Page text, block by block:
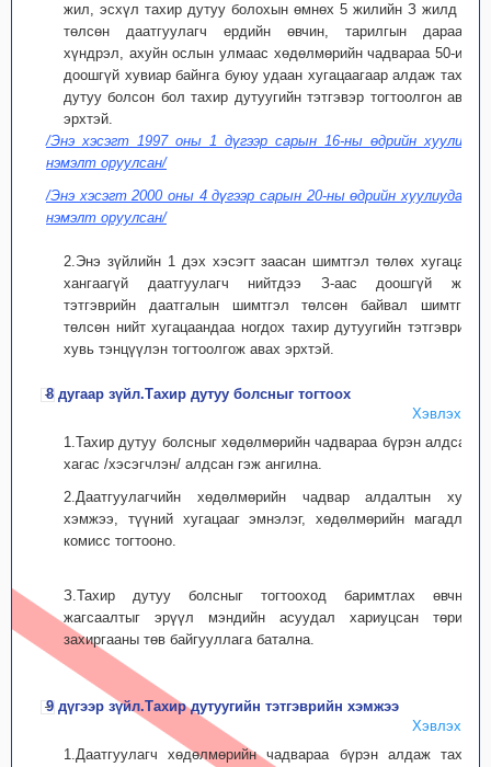
жил, эсхүл тахир дутуу болохын өмнөх 5 жилийн З жилд нь
төлсөн даатгуулагч ердийн өвчин, тарилгын дараахь
хүндрэл, ахуйн ослын улмаас хөдөлмөрийн чадвараа 50-иас
доошгүй хувиар байнга буюу удаан хугацаагаар алдаж тахир
дутуу болсон бол тахир дутуугийн тэтгэвэр тогтоолгон авах
эрхтэй.
/Энэ хэсэгт 1997 оны 1 дүгээр сарын 16-ны өдрийн хуулиар
нэмэлт оруулсан/
/Энэ хэсэгт 2000 оны 4 дүгээр сарын 20-ны өдрийн хуулиудаар
нэмэлт оруулсан/
2.Энэ зүйлийн 1 дэх хэсэгт заасан шимтгэл төлөх хугацааг
хангаагүй даатгуулагч нийтдээ З-аас доошгүй жил
тэтгэврийн даатгалын шимтгэл төлсөн байвал шимтгэл
төлсөн нийт хугацаандаа ногдох тахир дутуугийн тэтгэврийг
хувь тэнцүүлэн тогтоолгож авах эрхтэй.
8 дугаар зүйл.Тахир дутуу болсныг тогтоох
Хэвлэх
1.Тахир дутуу болсныг хөдөлмөрийн чадвараа бүрэн алдсан,
хагас /хэсэгчлэн/ алдсан гэж ангилна.
2.Даатгуулагчийн хөдөлмөрийн чадвар алдалтын хувь
хэмжээ, түүний хугацааг эмнэлэг, хөдөлмөрийн магадлах
комисс тогтооно.
З.Тахир дутуу болсныг тогтооход баримтлах өвчний
жагсаалтыг эрүүл мэндийн асуудал хариуцсан төрийн
захиргааны төв байгууллага батална.
9 дүгээр зүйл.Тахир дутуугийн тэтгэврийн хэмжээ
Хэвлэх
1.Даатгуулагч хөдөлмөрийн чадвараа бүрэн алдаж тахир